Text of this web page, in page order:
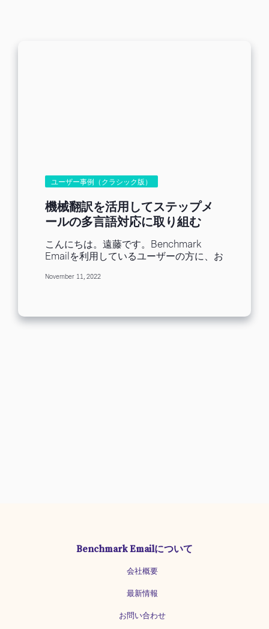
ユーザー事例（クラシック版）
機械翻訳を活用してステップメ
ールの多言語対応に取り組む
「農業情報設計社」
こんにちは。遠藤です。Benchmark
Emailを利用しているユーザーの方に、お
話を伺ったのは、トラクターの運転をサ
を提供している株式会社農業情報設計社
し、今に至ります。現在はAgriBusシリ
ーズとして、Androidアプリやトラック
の運転を支援するデバイス（トラクター
ぼの代掻き作業など「どこまでやったか
す。 弊社のAndroidアプリは無料で利用
November 11, 2022
Benchmark Emailについて
会社概要
最新情報
お問い合わせ